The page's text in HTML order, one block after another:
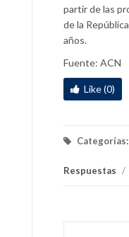
partir de las
de la
años.
Fuente: ACN
Like (0)
Categorías:
Respuestas /